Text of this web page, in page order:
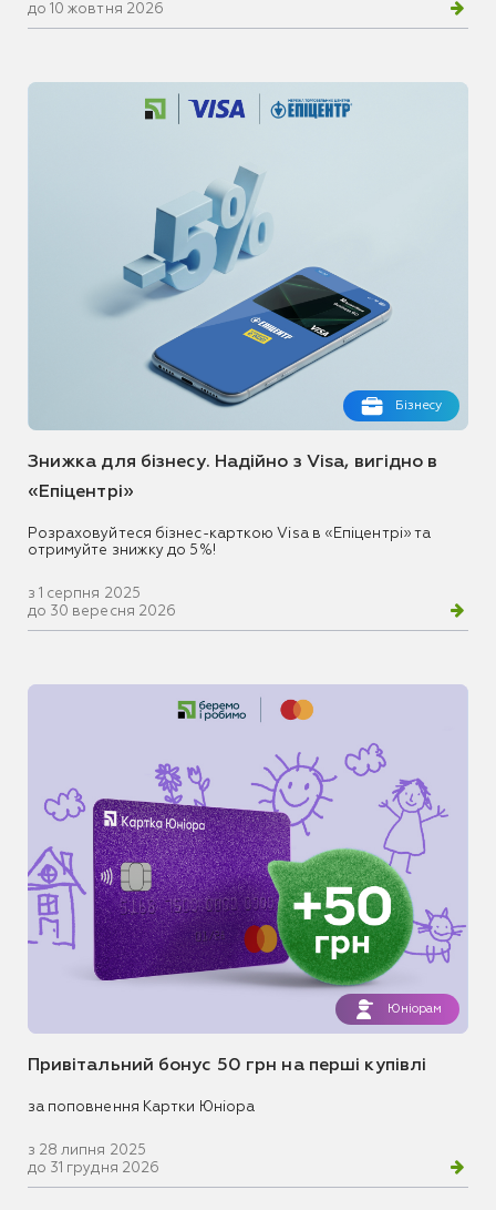
до 10 жовтня 2026
Бізнесу
Знижка для бізнесу. Надійно з Visa, вигідно в
«Епіцентрі»
Розраховуйтеся бізнес-карткою Visa в «Епіцентрі» та
отримуйте знижку до 5%!
з 1 серпня 2025
до 30 вересня 2026
Юніорам
Привітальний бонус 50 грн на перші купівлі
за поповнення Картки Юніора
з 28 липня 2025
до 31 грудня 2026